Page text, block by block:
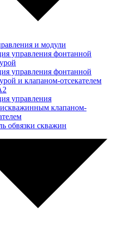
и модули
управления фонтанной
управления фонтанной
и клапаном-отсекателем
управления
клапаном-
обвязки скважин